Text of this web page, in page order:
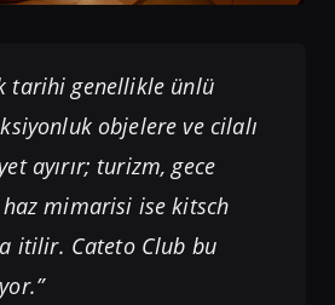
tarihi genellikle ünlü
objelere ve cilalı
ayırır; turizm, gece
haz mimarisi ise kitsch
itilir. Cateto Club bu